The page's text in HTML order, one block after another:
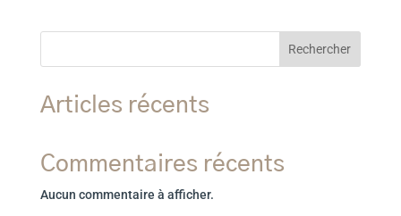
Rechercher
Articles récents
Commentaires récents
Aucun commentaire à afficher.